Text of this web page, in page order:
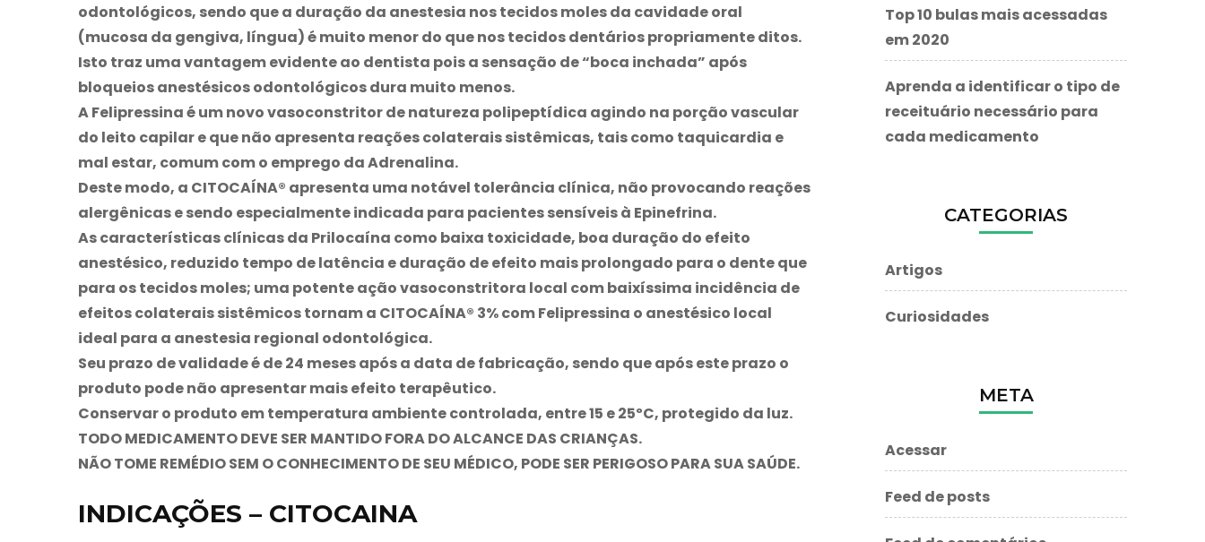
odontológicos, sendo que a duração da anestesia nos tecidos moles da cavidade oral
(mucosa da gengiva, língua) é muito menor do que nos tecidos dentários propriamente ditos.
Isto traz uma vantagem evidente ao dentista pois a sensação de “boca inchada” após
bloqueios anestésicos odontológicos dura muito menos.
A Felipressina é um novo vasoconstritor de natureza polipeptídica agindo na porção vascular
do leito capilar e que não apresenta reações colaterais sistêmicas, tais como taquicardia e
mal estar, comum com o emprego da Adrenalina.
Deste modo, a CITOCAÍNA® apresenta uma notável tolerância clínica, não provocando reações
alergênicas e sendo especialmente indicada para pacientes sensíveis à Epinefrina.
As características clínicas da Prilocaína como baixa toxicidade, boa duração do efeito
anestésico, reduzido tempo de latência e duração de efeito mais prolongado para o dente que
para os tecidos moles; uma potente ação vasoconstritora local com baixíssima incidência de
efeitos colaterais sistêmicos tornam a CITOCAÍNA® 3% com Felipressina o anestésico local
ideal para a anestesia regional odontológica.
Seu prazo de validade é de 24 meses após a data de fabricação, sendo que após este prazo o
produto pode não apresentar mais efeito terapêutico.
Conservar o produto em temperatura ambiente controlada, entre 15 e 25ºC, protegido da luz.
TODO MEDICAMENTO DEVE SER MANTIDO FORA DO ALCANCE DAS CRIANÇAS.
NÃO TOME REMÉDIO SEM O CONHECIMENTO DE SEU MÉDICO, PODE SER PERIGOSO PARA SUA SAÚDE.
INDICAÇÕES – CITOCAINA
Top 10 bulas mais acessadas
em 2020
Aprenda a identificar o tipo de
receituário necessário para
cada medicamento
CATEGORIAS
Artigos
Curiosidades
META
Acessar
Feed de posts